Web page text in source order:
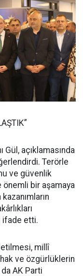
açıklamasında
Terörle
ve güvenlik
önemli bir aşamaya
ifade etti.
millî
ve özgürlüklerin
AK Parti